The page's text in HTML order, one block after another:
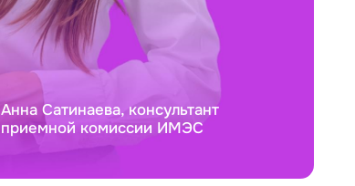
Анна Сатинаева, консультант
приемной комиссии ИМЭС